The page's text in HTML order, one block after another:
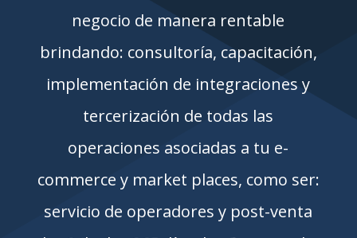
negocio de manera rentable
brindando: consultoría, capacitación,
implementación de integraciones y
tercerización de todas las
operaciones asociadas a tu e-
commerce y market places, como ser:
servicio de operadores y post-venta